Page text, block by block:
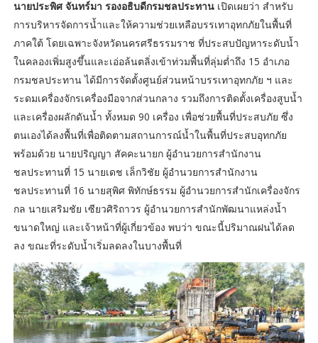
นายประพิศ จันทร์มา รองอธิบดีกรมชลประทานเปิดเผยว่า สำหรับ
การบริหารจัดการน้ำและให้ความช่วยเหลือบรรเทาอุทกภัยในพื้นที่
ภาคใต้ โดยเฉพาะจังหวัดนครศรีธรรมราช ที่ประสบปัญหาระดับน้ำ
ในคลองเพิ่มสูงขึ้นและเอ่อล้นตลิ่งเข้าท่วมพื้นที่ลุ่มต่ำถึง 15 อำเภอ
กรมชลประทาน ได้มีการจัดตั้งศูนย์ส่วนหน้าบรรเทาอุทกภัย ฯ และ
ระดมเครื่องจักรเครื่องมือจากส่วนกลาง รวมถึงการติดตั้งเครื่องสูบน้ำ
และเครื่องผลักดันน้ำ ทั้งหมด 90 เครื่อง เพื่อช่วยพื้นที่ประสบภัย ซึ่ง
ตนเองได้ลงพื้นที่เพื่อติดตามสถานการณ์น้ำในพื้นที่ประสบอุทกภัย
พร้อมด้วย นายปริญญา สัคคะนายก ผู้อำนวยการสำนักงาน
ชลประทานที่ 15 นายเดช เล็กวิชัย ผู้อำนวยการสำนักงาน
ชลประทานที่ 16 นายสุพิศ พิทักษ์ธรรม ผู้อำนวยการสำนักเครื่องจักร
กล นายเสริมชัย เซียวศิริถาวร ผู้อำนวยการสำนักพัฒนาแหล่งน้ำ
ขนาดใหญ่ และเจ้าหน้าที่ผู้เกี่ยวข้อง พบว่า ขณะนี้ปริมาณฝนได้ลด
ลง ขณะที่ระดับน้ำเริ่มลดลงในบางพื้นที่